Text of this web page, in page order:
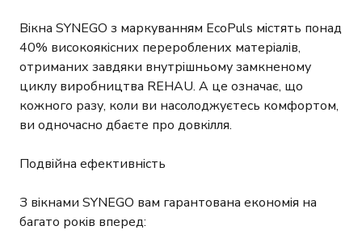
Вікна SYNEGO з маркуванням EcoPuls містять понад
40% високоякісних перероблених матеріалів,
отриманих завдяки внутрішньому замкненому
циклу виробництва REHAU. А це означає, що
кожного разу, коли ви насолоджуєтесь комфортом,
ви одночасно дбаєте про довкілля.
Подвійна ефективність
З вікнами SYNEGO вам гарантована економія на
багато років вперед: